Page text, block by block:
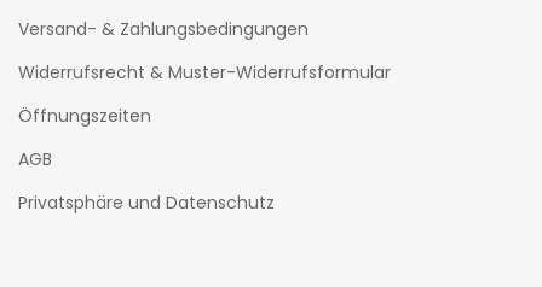
Versand- & Zahlungsbedingungen
Widerrufsrecht & Muster-Widerrufsformular
Öffnungszeiten
AGB
Privatsphäre und Datenschutz